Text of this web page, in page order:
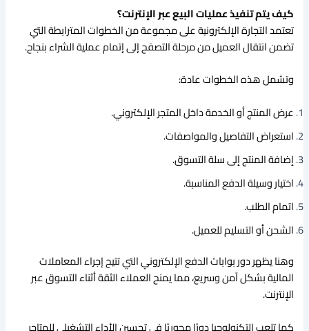
كيف يتم تنفيذ عمليات البيع عبر الإنترنت؟
تعتمد التجارة الإلكترونية على مجموعة من الخطوات المترابطة التي
تضمن انتقال العميل من مرحلة التصفح إلى إتمام عملية الشراء بنجاح.
وتشمل هذه الخطوات عادة:
عرض المنتج أو الخدمة داخل المتجر الإلكتروني.
استعراض التفاصيل والمواصفات.
إضافة المنتج إلى سلة التسوق.
اختيار وسيلة الدفع المناسبة.
اتمام الطلب.
الشحن أو التسليم للعميل.
وهنا يظهر دور بوابات الدفع الإلكتروني التي تتيح إجراء المعاملات
المالية بشكل آمن وسريع، مما يمنح العملاء الثقة أثناء التسوق عبر
الإنترنت.
كما تلعب التكنولوجيا دورًا محوريًا في تحسين الأداء التشغيلي للمتاجر